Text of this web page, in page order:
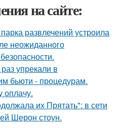
на сайте:
развлечений устроила
неожиданного
упрекали в
бьюти - процедурам.
оплачу.
их Прятать": в сети
Шерон стоун.